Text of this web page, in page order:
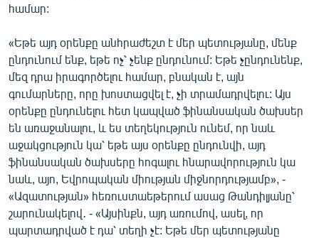
համար:
«Եթե այդ օրենքը անհրաժեշտ է մեր պետությանը, մենք
ընդունում ենք, եթե ոչ՝ չենք ընդունում: Եթե չընդունենք,
մեզ դրա իրագործելու համար, բնական է, այն
գումարները, որը խոստացվել է, չի տրամադրվելու: Այս
օրենքը ընդունելու հետ կապված ֆինանսական ծախսեր
են առաջանալու, և ես տեղեկություն ունեմ, որ նաև
աջակցություն կա՝ եթե այս օրենքը ընդունվի, այդ
ֆինանսական ծախսերը հոգալու հնարավորություն կա
նաև, այո, Եվրոպական միության միջնորդությամբ», -
«Ազատության» հեռուստաեթերում ասաց Թանդիլյանը՝
շարունակելով․ - «Այսինքն, այդ առումով, ասել, որ
պարտադրված է դա՝ տեղի չէ: Եթե մեր պետությանը